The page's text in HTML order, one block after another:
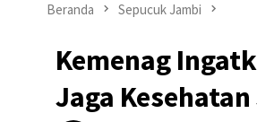
Beranda Sepucuk Jambi
Kemenag
Jaga